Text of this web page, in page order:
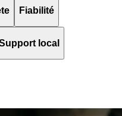
Fiabilité
local